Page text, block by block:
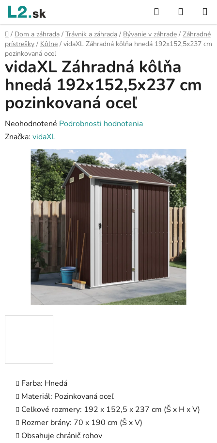
Prejsť
obsah
Hľadať
KOŠÍK
Domov
/ Dom a záhrada / Trávnik a záhrada / Bývanie v záhrade / Záhradné
prístrešky / Kôlne / vidaXL Záhradná kôlňa hnedá 192x152,5x237 cm
pozinkovaná oceľ
Farba: Hnedá
Materiál: Pozinkovaná oceľ
Celkové rozmery: 192 x 152,5 x 237 cm (Š x H x V)
Rozmer brány: 70 x 190 cm (Š x V)
Obsahuje chránič rohov
vidaXL Záhradná kôlňa
hnedá 192x152,5x237 cm
pozinkovaná oceľ
Priemerné
hodnotenie
produktu
hviezdičiek.
Neohodnotené Podrobnosti hodnotenia
Značka: vidaXL